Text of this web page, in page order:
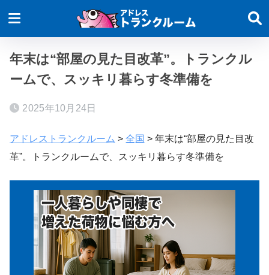
年末は“部屋の見た目改革”。トランクル
ームで、スッキリ暮らす冬準備を
2025年10月24日
アドレストランクルーム > 全国 > 年末は“部屋の見た目改
革”。トランクルームで、スッキリ暮らす冬準備を